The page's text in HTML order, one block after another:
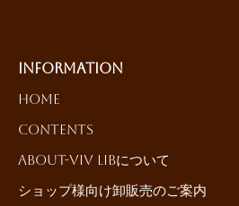
Information
HOME
Contents
About-ViV LiBについて
ショップ様向け卸販売のご案内